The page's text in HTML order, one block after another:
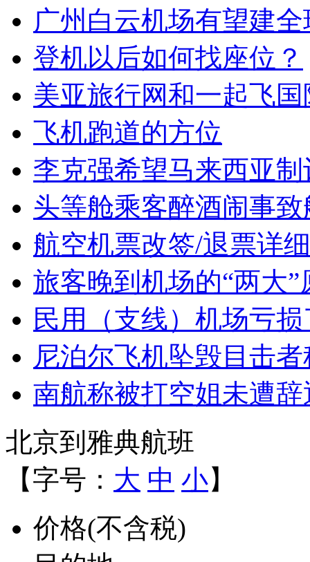
广州白云机场有望建
登机以后如何找座位？
美亚旅行网和一起飞
飞机跑道的方位
李克强希望马来西亚
头等舱乘客醉酒闹事
航空机票改签/退票详
旅客晚到机场的“两大”
民用（支线）机场亏
尼泊尔飞机坠毁目击
南航称被打空姐未遭
北京到雅典航班
【字号： 大 中 小】
价格(不含税)